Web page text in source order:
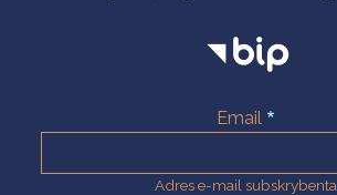
Email
Adres e-mail subskrybenta.